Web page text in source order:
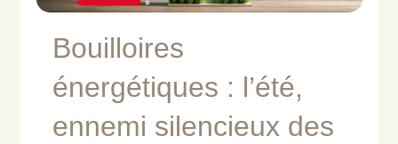
Bouilloires
énergétiques : l’été,
ennemi silencieux des